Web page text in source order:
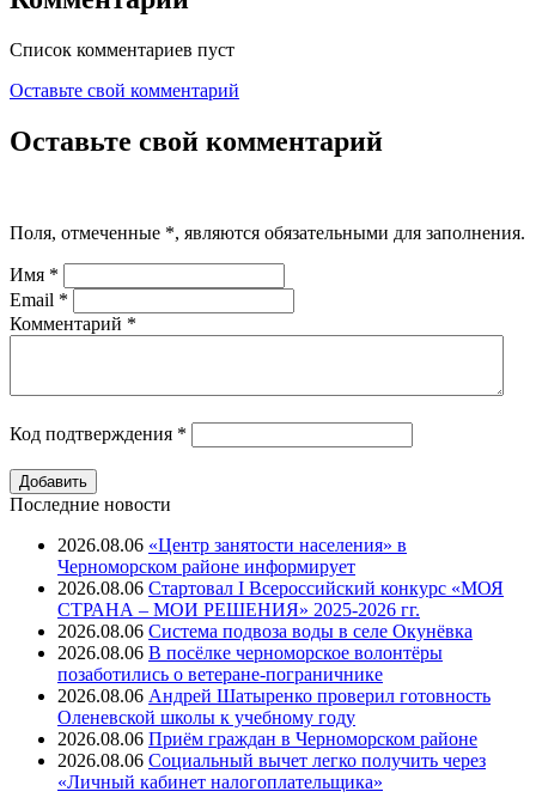
Список комментариев пуст
Оставьте свой комментарий
Оставьте свой комментарий
Поля, отмеченные *, являются обязательными для заполнения.
Имя *
Email *
Комментарий *
Код подтверждения *
Последние новости
2026.08.06 «Центр занятости населения» в
Черноморском районе информирует
2026.08.06 Стартовал I Всероссийский конкурс «МОЯ
СТРАНА – МОИ РЕШЕНИЯ» 2025-2026 гг.
2026.08.06 Система подвоза воды в селе Окунёвка
2026.08.06 В посёлке черноморское волонтёры
позаботились о ветеране-пограничнике
2026.08.06 Андрей Шатыренко проверил готовность
Оленевской школы к учебному году
2026.08.06 Приём граждан в Черноморском районе
2026.08.06 Социальный вычет легко получить через
«Личный кабинет налогоплательщика»